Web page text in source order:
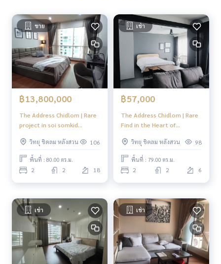
ขาย
฿13,800,000
The Address Chidlom | Rare
project in soi somkid
วิทยุ ชิดลม หลังสวน
106
พื้นที่ : 80.00 ตร.ม.
2 2 18
เช่า
฿57,000
The Address Chidlom | Rare
Find in the Heart of
for Saleวิทยุ ชิดลม หลังสวน 98
พื้นที่ : 79.00 ตร.ม.
2 2 6
เช่า เช่า